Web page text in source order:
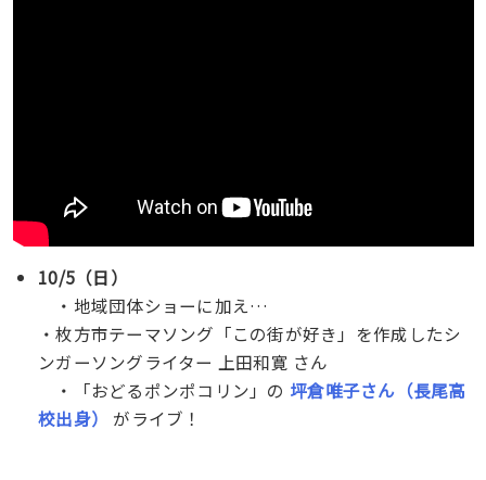
10/5（日）
・地域団体ショーに加え…
・枚方市テーマソング「この街が好き」を作成したシ
ンガーソングライター 上田和寛 さん
・「おどるポンポコリン」の 坪倉唯子さん（長尾高
校出身）
がライブ！